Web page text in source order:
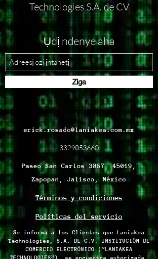
Technologies S.A. de CV
Ụdị ndenye aha
Ziga
erick.rosado@laniakea.com.mx
3329053660
Paseo San Carlos 3067, 45019,
Zapopan, Jalisco, México
Términos y condiciones
Políticas del servicio
Se informa a los Clientes que Laniakea
Technologies, S.A. DE C.V. INSTITUCIÓN DE
COMERCIO ELECTRÓNICO (“LANIAKEA